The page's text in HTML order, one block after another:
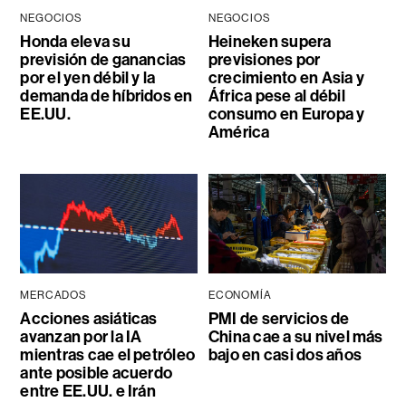
NEGOCIOS
Honda eleva su
previsión de ganancias
por el yen débil y la
demanda de híbridos en
EE.UU.
NEGOCIOS
Heineken supera
previsiones por
crecimiento en Asia y
África pese al débil
consumo en Europa y
América
MERCADOS
Acciones asiáticas
avanzan por la IA
mientras cae el petróleo
ante posible acuerdo
entre EE.UU. e Irán
ECONOMÍA
PMI de servicios de
China cae a su nivel más
bajo en casi dos años